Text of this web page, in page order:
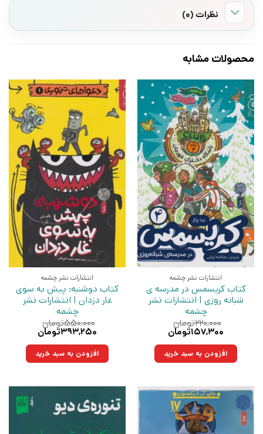
نظرات (0)
محصولات مشابه
انتشارات نشر چشمه
کتاب کریسمس در مدرسه ی
شبانه روزی | انتشارات نشر
چشمه
۲۲۰,۰۰۰تومان
قیمت
۲۲۰,۰۰۰تومان
بود.
۱۵۷,۳۰۰تومان
۱۵۷,۳۰۰تومان.افزودن به سبد خرید
انتشارات نشر چشمه
کتاب دوشنبه: پیش به سوی
غار دزدان | انتشارات نشر
چشمه
۵۵۰,۰۰۰تومان
قیمت
۵۵۰,۰۰۰تومان
بود.
۳۹۳,۲۵۰تومان
۳۹۳,۲۵۰تومان.افزودن به سبد خرید